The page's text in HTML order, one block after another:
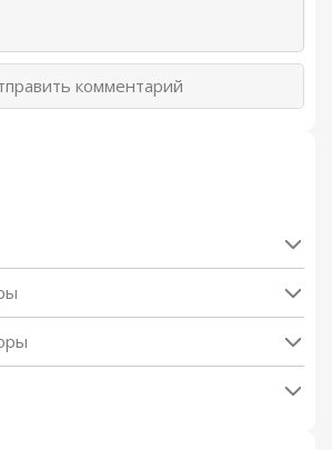
комментарий